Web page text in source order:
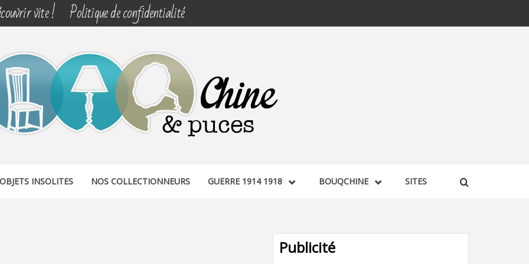
vite ! Politique de confidentialité
PUCES
OBJETS INSOLITES NOS COLLECTIONNEURS GUERRE 1914 1918 BOUQCHINE SITES
Publicité